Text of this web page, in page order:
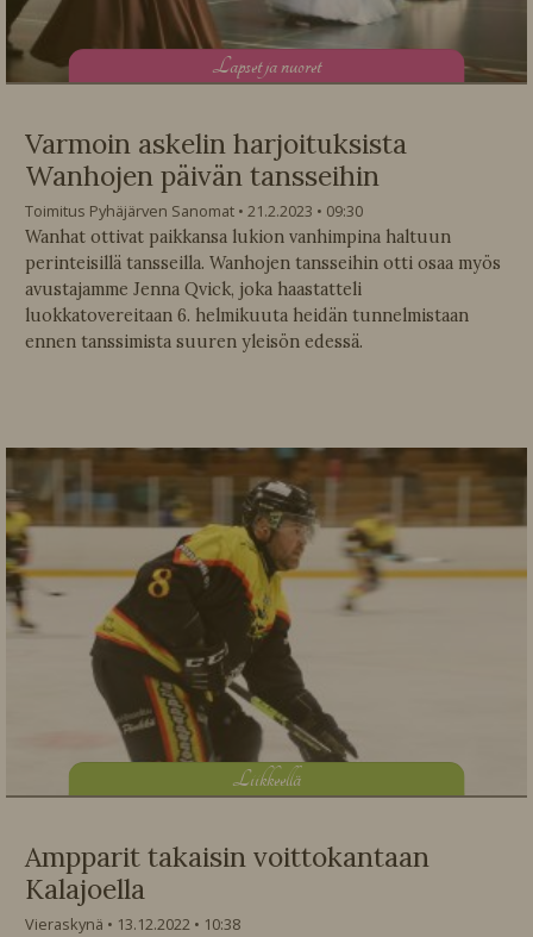
Lapset ja nuoret
Varmoin askelin harjoituksista
Wanhojen päivän tansseihin
Toimitus Pyhäjärven Sanomat 21.2.2023
09:30
Wanhat ottivat paikkansa lukion vanhimpina haltuun
perinteisillä tansseilla. Wanhojen tansseihin otti osaa myös
avustajamme Jenna Qvick, joka haastatteli
luokkatovereitaan 6. helmikuuta heidän tunnelmistaan
ennen tanssimista suuren yleisön edessä.
Liikkeellä
Ampparit takaisin voittokantaan
Kalajoella
Vieraskynä 13.12.2022
10:38